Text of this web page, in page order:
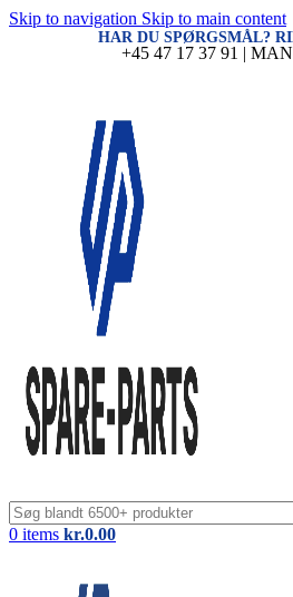
Skip to navigation Skip to main content
HAR DU SPØRGSMÅL?
+45 47 17 37 91 |
0 items kr.0.00